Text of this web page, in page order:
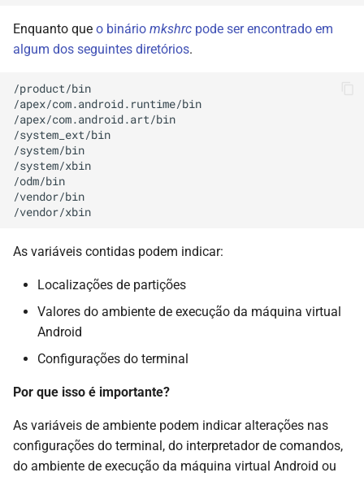
Enquanto que o binário mkshrc pode ser encontrado em
algum dos seguintes diretórios.
/product/bin
/apex/com.android.runtime/bin
/apex/com.android.art/bin
/system_ext/bin
/system/bin
/system/xbin
/odm/bin
/vendor/bin
As variáveis contidas podem indicar:
Localizações de partições
Valores do ambiente de execução da máquina virtual
Android
Configurações do terminal
Por que isso é importante?
As variáveis de ambiente podem indicar alterações nas
configurações do terminal, do interpretador de comandos,
do ambiente de execução da máquina virtual Android ou